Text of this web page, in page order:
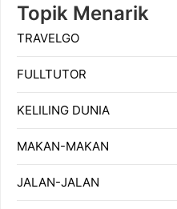
Topik Menarik
TRAVELGO
FULLTUTOR
KELILING DUNIA
MAKAN-MAKAN
JALAN-JALAN